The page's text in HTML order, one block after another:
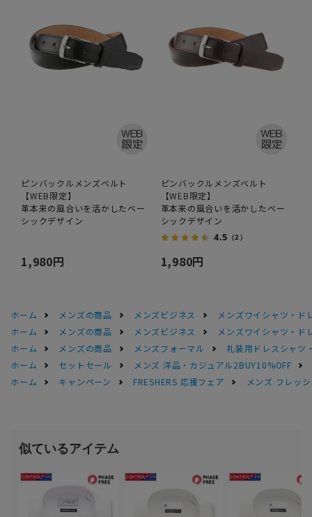
ピンバックルメンズベルト
【WEB限定】
革本来の風合いを活かしたベー
シックデザイン
1,980円
ピンバックルメンズベルト
【WEB限定】
革本来の風合いを活かしたベー
シックデザイン
4.5 （2）
1,980円
ホーム メンズの商品 メンズビジネス
メンズワイシャツ・ド
ホーム
メンズの商品 メンズビジネス
メンズワイシャツ・ド
ホーム
メンズの商品 メンズフォーマル
礼装用ドレスシャツ
ホーム
セットセール
メンズ 洋品・カジュアル2BUY10%OFF
ホーム
キャンペーン FRESHERS 応援フェア メンズ フレッ